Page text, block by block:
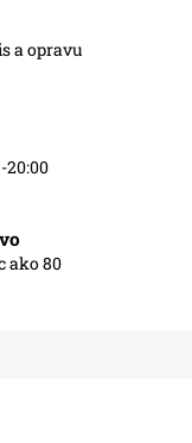
a opravu
20:00
ako 80